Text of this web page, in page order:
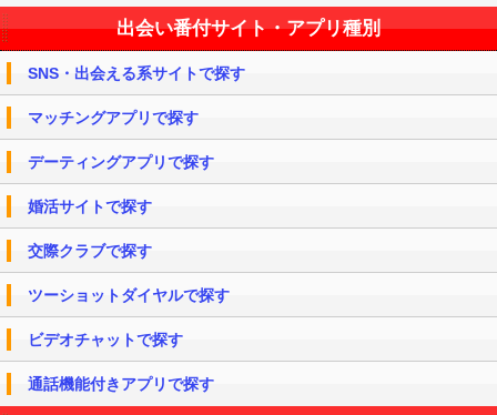
出会い番付サイト・アプリ種別
SNS・出会える系サイトで探す
マッチングアプリで探す
デーティングアプリで探す
婚活サイトで探す
交際クラブで探す
ツーショットダイヤルで探す
ビデオチャットで探す
通話機能付きアプリで探す